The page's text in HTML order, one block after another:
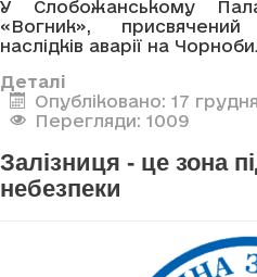
У Слобожанському
«Вогник», присвячений
наслідків аварії на
Деталі
Опубліковано: 17
Перегляди: 1009
Залізниця - це зона
небезпеки